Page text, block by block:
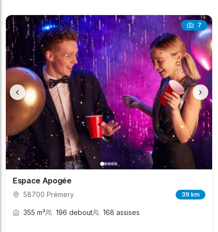
7
‹ ›
Espace Apogée
58700 Prémery 39 km
355 m² 196 debout 168 assises